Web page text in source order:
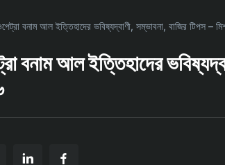
বনাম আল ইত্তিহাদের ভবিষ্যদ্বাণী, সম্ভাবনা, বাজির টিপস –
বনাম আল ইত্তিহাদের